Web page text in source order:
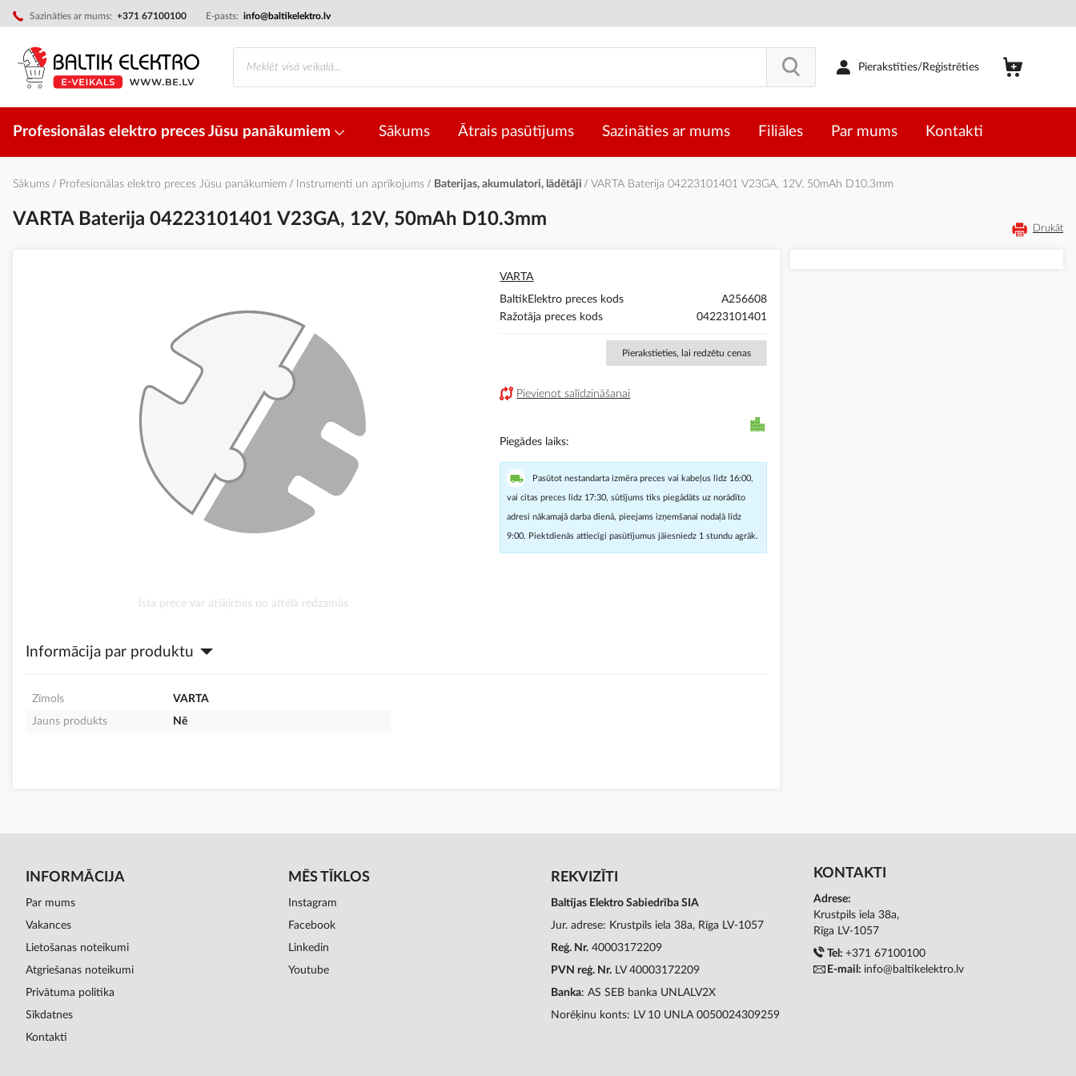
Sazināties ar mums: +371 67100100 E-pasts: info@baltikelektro.lv
Skip
to
Content
Pierakstīties/Reģistrēties
Profesionālas elektro preces Jūsu panākumiem Sākums Ātrais pasūtījums Sazināties ar mums Filiāles Par mums Kontakti
Sākums Profesionālas elektro preces Jūsu panākumiem Instrumenti un aprīkojums Baterijas, akumulatori, lādētāji VARTA Baterija 04223101401 V23GA, 12V, 50mAh D10.3mm
VARTA Baterija 04223101401 V23GA, 12V, 50mAh D10.3mm Drukāt
sākumu
Īsta prece var atšķirties no attēlā redzamās
VARTA
BaltikElektro preces kods
A256608
Ražotāja preces kods
04223101401
Pierakstieties, lai redzētu cenas
Pievienot salīdzināšanai
Piegādes laiks
Pasūtot nestandarta izmēra preces vai kabeļus līdz 16:00,
vai citas preces līdz 17:30, sūtījums tiks piegādāts uz norādīto
adresi nākamajā darba dienā, pieejams izņemšanai nodaļā līdz
9:00. Piektdienās attiecīgi pasūtījumus jāiesniedz 1 stundu agrāk.
Informācija par produktu
Zīmols
VARTA
Jauns produkts
Nē
INFORMĀCIJA
Par mums
Vakances
Lietošanas noteikumi
Atgriešanas noteikumi
Privātuma politika
Sīkdatnes
Kontakti
MĒS TĪKLOS
Instagram
Facebook
Linkedin
Youtube
REKVIZĪTI
Baltijas Elektro Sabiedrība SIA
Jur. adrese: Krustpils iela 38a, Rīga LV-1057
Reģ. Nr. 40003172209
PVN reģ. Nr. LV 40003172209
Banka: AS SEB banka UNLALV2X
Norēķinu konts: LV 10 UNLA 0050024309259
KONTAKTI
Adrese:
Krustpils iela 38a,
Rīga LV-1057
Tel: +371 67100100
E-mail: info@baltikelektro.lv